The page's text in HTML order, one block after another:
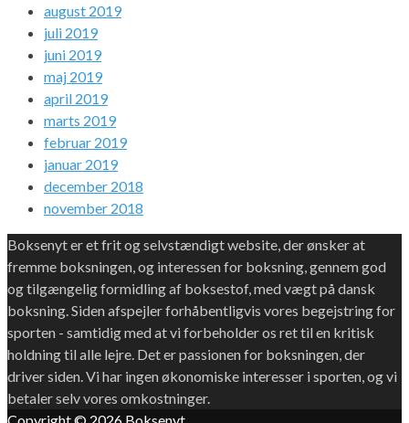
august 2019
juli 2019
juni 2019
maj 2019
april 2019
marts 2019
februar 2019
januar 2019
december 2018
november 2018
Boksenyt er et frit og selvstændigt website, der ønsker at
fremme boksningen, og interessen for boksning, gennem god
og tilgængelig formidling af boksestof, med vægt på dansk
boksning. Siden afspejler forhåbentligvis vores begejstring for
sporten - samtidig med at vi forbeholder os ret til en kritisk
holdning til alle lejre. Det er passionen for boksningen, der
driver siden. Vi har ingen økonomiske interesser i sporten, og vi
betaler selv vores omkostninger.